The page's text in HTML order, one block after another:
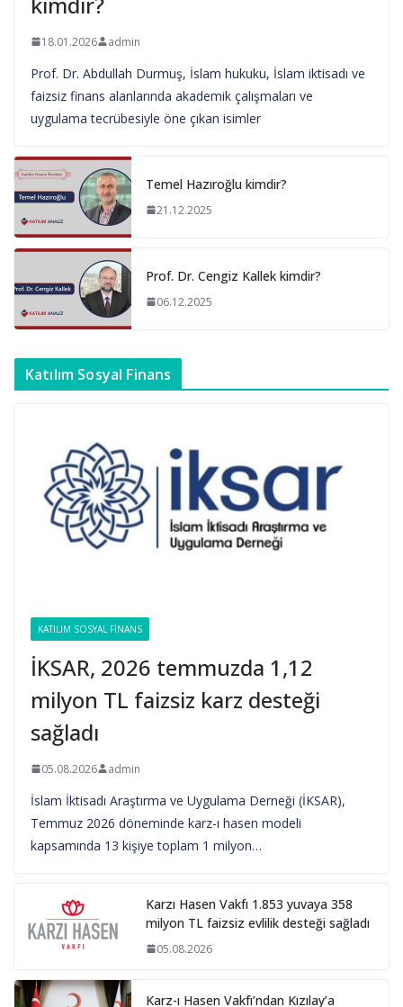
18.01.2026 admin
Prof. Dr. Abdullah Durmuş, İslam hukuku, İslam iktisadı ve
faizsiz finans alanlarında akademik çalışmaları ve
uygulama tecrübesiyle öne çıkan isimler
Temel Hazıroğlu kimdir?
21.12.2025
Prof. Dr. Cengiz Kallek kimdir?
06.12.2025
Katılım Sosyal Finans
KATILIM SOSYAL FINANS
İKSAR, 2026 temmuzda 1,12
milyon TL faizsiz karz desteği
sağladı
05.08.2026 admin
İslam İktisadı Araştırma ve Uygulama Derneği (İKSAR),
Temmuz 2026 döneminde karz-ı hasen modeli
kapsamında 13 kişiye toplam 1 milyon…
Karzı Hasen Vakfı 1.853 yuvaya 358
milyon TL faizsiz evlilik desteği sağladı
05.08.2026
Karz-ı Hasen Vakfı’ndan Kızılay’a